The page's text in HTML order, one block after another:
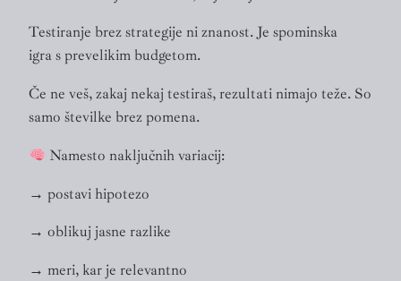
Testiranje brez strategije ni znanost. Je spominska
igra s prevelikim budgetom.
Če ne veš, zakaj nekaj testiraš, rezultati nimajo teže. So
samo številke brez pomena.
Namesto naključnih variacij:
→ postavi hipotezo
→ oblikuj jasne razlike
→ meri, kar je relevantno